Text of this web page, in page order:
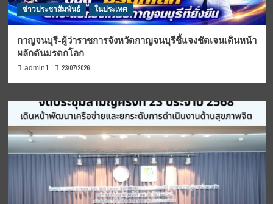
ข่าวประชาสัมพันธ์ ในประเทศ
กาญจนบุรี-ผู้ว่าราชการจังหวัดกาญจนบุรีชี้แจงชัดเจนเดินหน้า
ผลักดันมรดกโลก
admin1 23/07/2026